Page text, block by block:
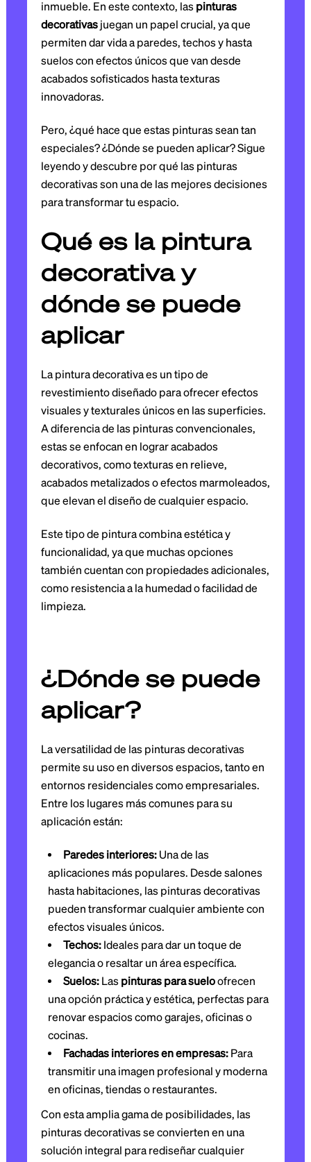
inmueble. En este contexto, las pinturas
decorativasjuegan un papel crucial, ya que
permiten dar vida a paredes, techos y hasta
suelos con efectos únicos que van desde
acabados sofisticados hasta texturas
innovadoras.
Pero, ¿qué hace que estas pinturas sean tan
especiales? ¿Dónde se pueden aplicar? Sigue
leyendo y descubre por qué las pinturas
decorativas son una de las mejores decisiones
para transformar tu espacio.
Qué es la pintura
decorativa y
dónde se puede
aplicar
La pintura decorativa es un tipo de
revestimiento diseñado para ofrecer efectos
visuales y texturales únicos en las superficies.
A diferencia de las pinturas convencionales,
estas se enfocan en lograr acabados
decorativos, como texturas en relieve,
acabados metalizados o efectos marmoleados,
que elevan el diseño de cualquier espacio.
Este tipo de pintura combina estética y
funcionalidad, ya que muchas opciones
también cuentan con propiedades adicionales,
como resistencia a la humedad o facilidad de
limpieza.
¿Dónde se puede
aplicar?
La versatilidad de las pinturas decorativas
permite su uso en diversos espacios, tanto en
entornos residenciales como empresariales.
Entre los lugares más comunes para su
aplicación están:
Paredes interiores:Una de las
aplicaciones más populares. Desde salones
hasta habitaciones, las pinturas decorativas
pueden transformar cualquier ambiente con
efectos visuales únicos.
Techos:Ideales para dar un toque de
elegancia o resaltar un área específica.
Suelos:Las pinturas para sueloofrecen
una opción práctica y estética, perfectas para
renovar espacios como garajes, oficinas o
cocinas.
Fachadas interiores en empresas:Para
transmitir una imagen profesional y moderna
en oficinas, tiendas o restaurantes.
Con esta amplia gama de posibilidades, las
pinturas decorativas se convierten en una
solución integral para rediseñar cualquier